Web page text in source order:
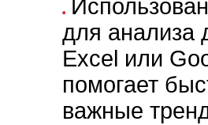
для анализа
Excel или
помогает
важные